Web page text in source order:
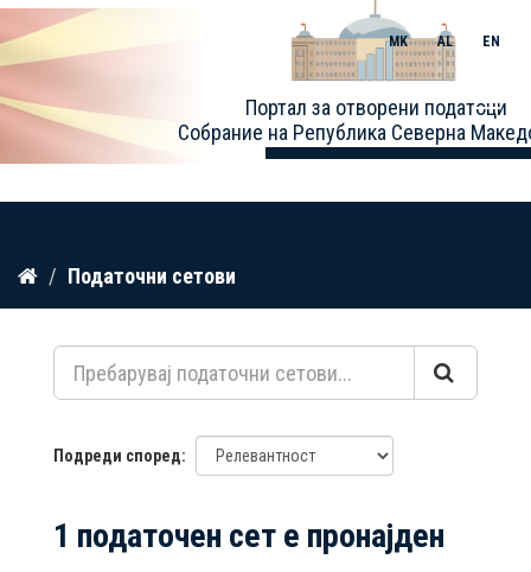
Прескокнете
содржина
Портал за отворени податоци
Собрание на Република Северна
MK AL EN
Toggle
Податочни сетови
Подреди според
1 податочен сет е пронајден